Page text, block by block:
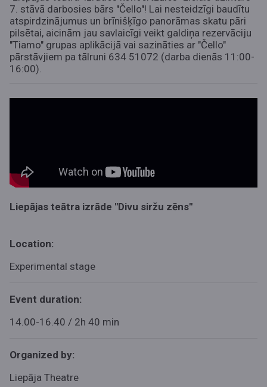
7. stāvā darbosies bārs "Čello"! Lai nesteidzīgi baudītu
atspirdzinājumus un brīnišķīgo panorāmas skatu pāri
pilsētai, aicinām jau savlaicīgi veikt galdiņa rezervāciju
"Tiamo" grupas aplikācijā vai sazināties ar "Čello"
pārstāvjiem pa tālruni 634 51072 (darba dienās 11:00-
16:00).
Liepājas teātra izrāde "Divu siržu zēns"
Location:
Experimental stage
Event duration:
14.00-16.40 / 2h 40 min
Organized by:
Liepāja Theatre